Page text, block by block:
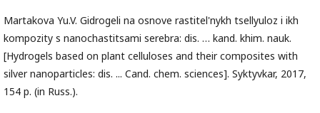
Martakova Yu.V. Gidrogeli na osnove rastitel'nykh tsellyuloz i ikh
kompozity s nanochastitsami serebra: dis. … kand. khim. nauk.
[Hydrogels based on plant celluloses and their composites with
silver nanoparticles: dis. ... Cand. chem. sciences]. Syktyvkar, 2017,
154 p. (in Russ.).